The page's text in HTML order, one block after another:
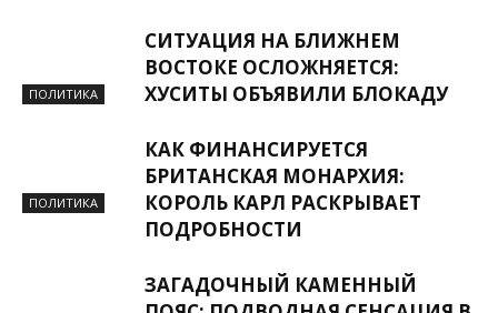
ПОЛИТИКА
СИТУАЦИЯ НА БЛИЖНЕМ
ВОСТОКЕ ОСЛОЖНЯЕТСЯ:
ХУСИТЫ ОБЪЯВИЛИ БЛОКАДУ
ПОЛИТИКА
КАК ФИНАНСИРУЕТСЯ
БРИТАНСКАЯ МОНАРХИЯ:
КОРОЛЬ КАРЛ РАСКРЫВАЕТ
ПОДРОБНОСТИ
ЗАГАДОЧНЫЙ КАМЕННЫЙ